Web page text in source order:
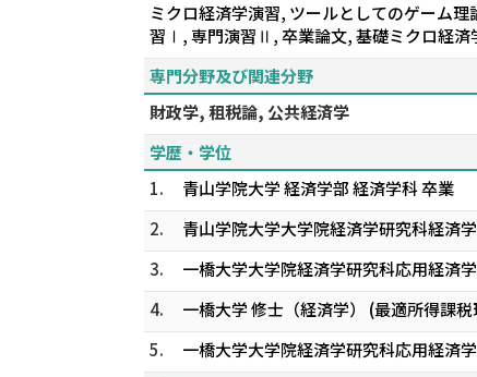
ミクロ経済学演習, ツールとしてのゲーム
習Ⅰ, 専門演習Ⅱ, 卒業論文, 基礎ミクロ経
専門分野及び関連分野
財政学, 租税論, 公共経済学
学歴・学位
1.
青山学院大学 経済学部 経済学科 卒業
2.
青山学院大学大学院経済学研究科経済
3.
一橋大学大学院経済学研究科応用経済
4.
一橋大学 修士（経済学） (最適所得課
5.
一橋大学大学院経済学研究科応用経済